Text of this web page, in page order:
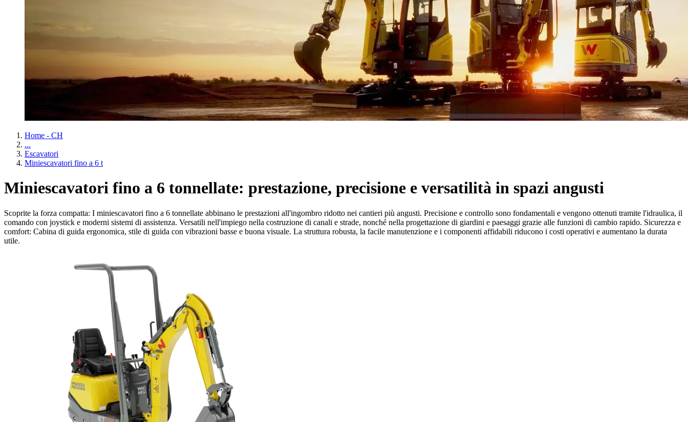
Home - CH
...
Escavatori
Miniescavatori fino a 6 t
Miniescavatori fino a 6 tonnellate: prestazione, precisione e versatilità in spazi angusti
Scoprite la forza compatta: I miniescavatori fino a 6 tonnellate abbinano le prestazioni all'ingombro ridotto nei cantieri più angusti. Precisione e controllo sono fondamentali e vengono ottenuti tramite l'idraulica, il
comando con joystick e moderni sistemi di assistenza. Versatili nell'impiego nella costruzione di canali e strade, nonché nella progettazione di giardini e paesaggi grazie alle funzioni di cambio rapido. Sicurezza e
comfort: Cabina di guida ergonomica, stile di guida con vibrazioni basse e buona visuale. La struttura robusta, la facile manutenzione e i componenti affidabili riducono i costi operativi e aumentano la durata
utile.